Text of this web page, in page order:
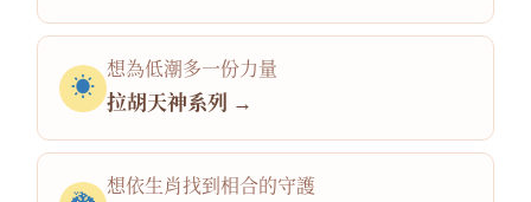
(1)
那
伽
胡
☀️
想為低潮多一份力量
拉胡天神系列 →
想依生肖找到相合的守護